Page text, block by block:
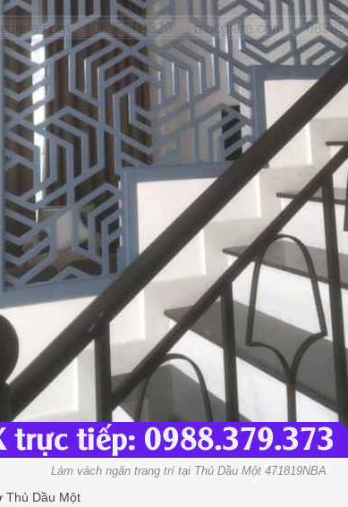
Làm vách ngăn trang trí tại Thủ Dầu Một 471819NBA
Thủ Dầu Một